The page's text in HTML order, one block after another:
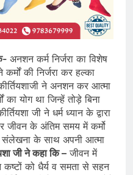
अनशन कर्म निर्जरा का विशेष
की निर्जरा कर हल्का
ने अनशन कर आत्मा
का योग था जिन्हें तोड़े बिना
जी ने धर्म ध्यान के द्वारा
जीवन के अंतिम समय में कर्मो
संलेखना के साथ अपनी आत्मा
जी ने कहा कि – जीवन में
को धैर्य व समता से सहन